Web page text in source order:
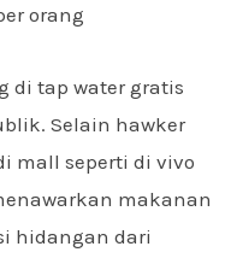
orang
di tap water gratis
Selain hawker
mall seperti di vivo
makanan
hidangan dari